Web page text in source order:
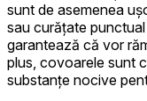
sunt de asemenea
sau curățate
garantează că vor
plus, covoarele sunt
substanțe nocive